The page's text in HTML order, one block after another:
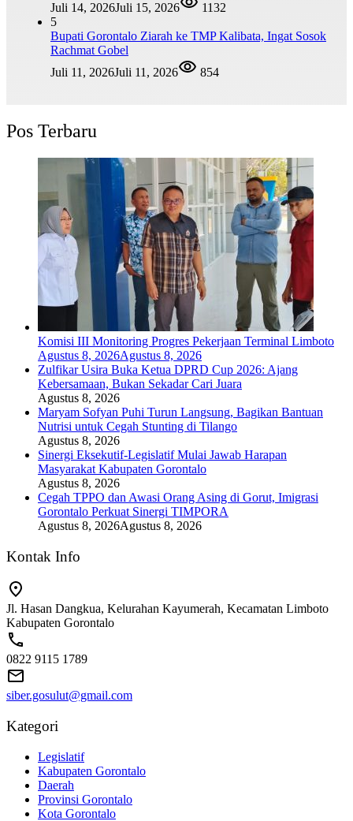
Juli 14, 2026Juli 15, 2026
1132
5
Bupati Gorontalo Ziarah ke TMP Kalibata, Ingat Sosok
Rachmat Gobel
Juli 11, 2026Juli 11, 2026 854
Pos Terbaru
Komisi III Monitoring Progres Pekerjaan Terminal Limboto
Agustus 8, 2026Agustus 8, 2026
Zulfikar Usira Buka Ketua DPRD Cup 2026: Ajang
Kebersamaan, Bukan Sekadar Cari Juara
Agustus 8, 2026
Maryam Sofyan Puhi Turun Langsung, Bagikan Bantuan
Nutrisi untuk Cegah Stunting di Tilango
Agustus 8, 2026
Sinergi Eksekutif-Legislatif Mulai Jawab Harapan
Masyarakat Kabupaten Gorontalo
Agustus 8, 2026
Cegah TPPO dan Awasi Orang Asing di Gorut, Imigrasi
Gorontalo Perkuat Sinergi TIMPORA
Agustus 8, 2026Agustus 8, 2026
Kontak Info
Jl. Hasan Dangkua, Kelurahan Kayumerah, Kecamatan Limboto
Kabupaten Gorontalo
0822 9115 1789
siber.gosulut@gmail.com
Kategori
Legislatif
Kabupaten Gorontalo
Daerah
Provinsi Gorontalo
Kota Gorontalo